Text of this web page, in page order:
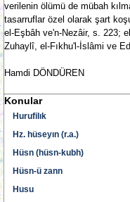
verilenin ölümü de mübah
tasarruflar özel olarak şart
el-Eşbâh ve'n-Nezâir, s. 223;
Zuhaylî, el-Fıkhu'l-İslâmi ve
Hamdi DÖNDÜREN
Konular
Hurufilık
Hz. hüseyın (r.a.)
Hüsn (hüsn-kubh)
Hüsn-ü zann
Husu